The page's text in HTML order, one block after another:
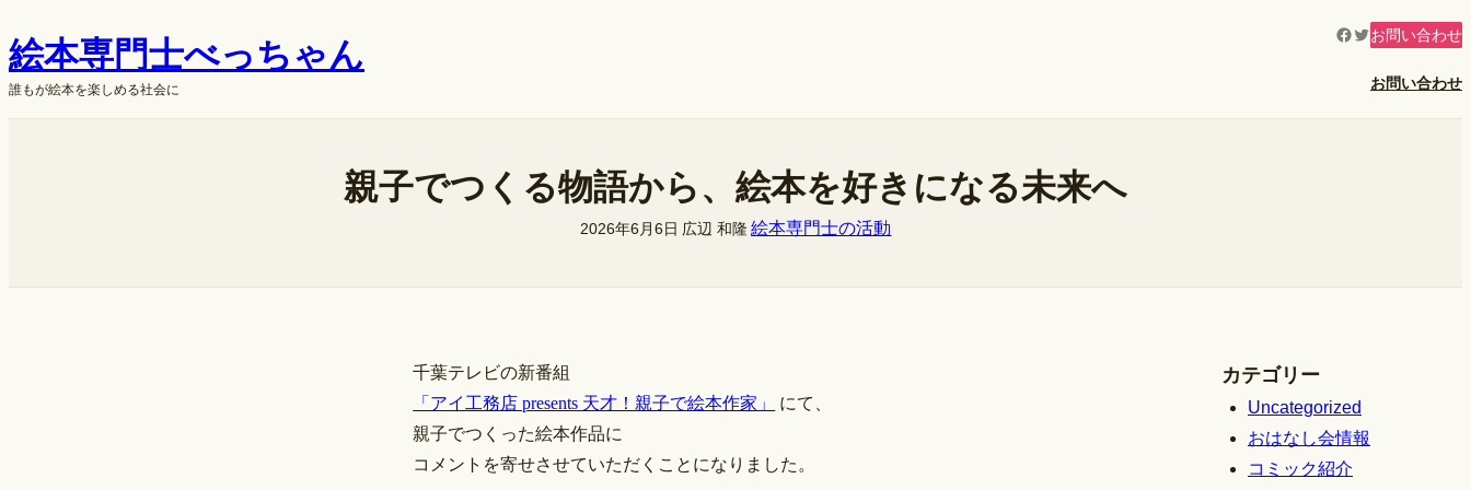
容
を
ス
絵本専門士べっちゃん
誰もが絵本を楽しめる社会に
Facebook
Twitter
お問い合わせ
お問い合わせ
親子でつくる物語から、絵本を好きになる未来へ
2026年6月6日 広辺 和隆 絵本専門士の活動
千葉テレビの新番組
「アイ工務店 presents 天才！親子で絵本作家」
にて、
親子でつくった絵本作品に
コメントを寄せさせていただくことになりました。
カテゴリー
Uncategorized
おはなし会情報
コミック紹介